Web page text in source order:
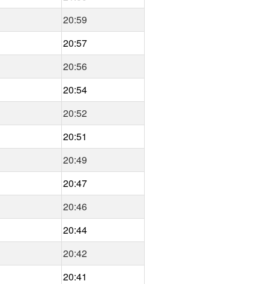
20:59
20:57
20:56
20:54
20:52
20:51
20:49
20:47
20:46
20:44
20:42
20:41